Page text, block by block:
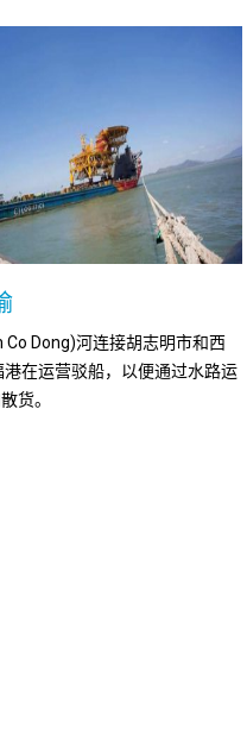
Co Dong)河连接胡志明市和西
港在运营驳船，以便通过水路运
货。